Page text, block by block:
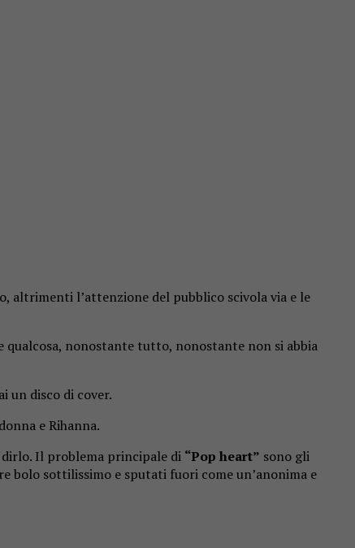
altrimenti l’attenzione del pubblico scivola via e le
nonostante tutto, nonostante non si abbia
un disco di cover.
e Rihanna.
dirlo. Il problema principale di “Pop heart” sono gli
bolo sottilissimo e sputati fuori come un’anonima e